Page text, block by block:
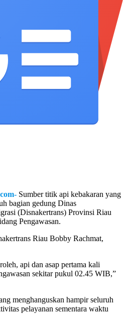
Sumber titik api kebakaran yang
bagian gedung Dinas
(Disnakertrans) Provinsi Riau
Pengawasan.
Riau Bobby Rachmat,
api dan asap pertama kali
sekitar pukul 02.45 WIB,”
menghanguskan hampir seluruh
pelayanan sementara waktu